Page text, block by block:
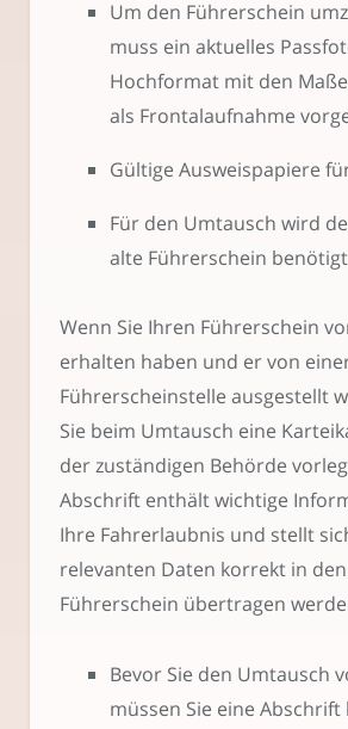
Um den Führerschein
muss ein aktuelles
Hochformat mit den
als Frontalaufnahme
Gültige Ausweispapiere
Für den Umtausch wird
alte Führerschein benötigt
Wenn Sie Ihren Führerschein
erhalten haben und er von
Führerscheinstelle ausgestellt
Sie beim Umtausch eine
der zuständigen Behörde
Abschrift enthält wichtige
Ihre Fahrerlaubnis und stellt
relevanten Daten korrekt in
Führerschein übertragen
Bevor Sie den Umtausch
müssen Sie eine